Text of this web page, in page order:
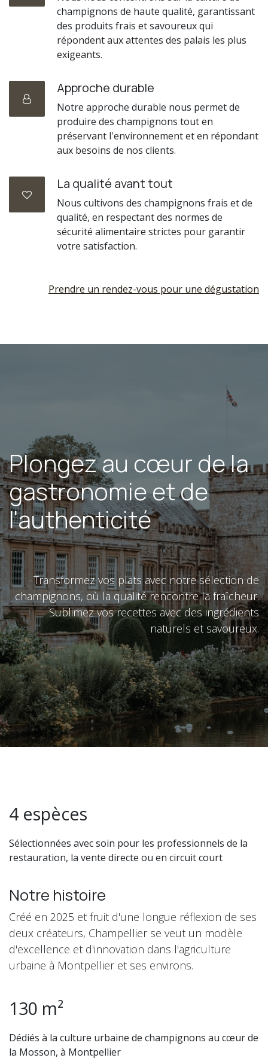
champignons de haute qualité, garantissant
des produits frais et savoureux qui
répondent aux attentes des palais les plus
exigeants.
Approche durable
Notre approche durable nous permet de
produire des champignons tout en
préservant l'environnement et en répondant
aux besoins de nos clients.
La qualité avant tout
Nous cultivons des champignons frais et de
qualité, en respectant des normes de
sécurité alimentaire strictes pour garantir
votre satisfaction.
Prendre un rendez-vous pour une dégustation
Plongez au cœur de la
gastronomie et de
l'authenticité
Transformez vos plats avec notre sélection de
champignons, où la qualité rencontre la fraîcheur.
Sublimez vos recettes avec des ingrédients
naturels et savoureux.
4 espèces
Sélectionnées avec soin pour les professionnels de la
restauration, la vente directe ou en circuit court
Notre histoire
Créé en 2025 et fruit d'une longue réflexion de ses
deux créateurs, Champellier se veut un modèle
d'excellence et d'innovation dans l'agriculture
urbaine à Montpellier et ses environs.
130 m²
Dédiés à la culture urbaine de champignons au cœur de
la Mosson, à Montpellier